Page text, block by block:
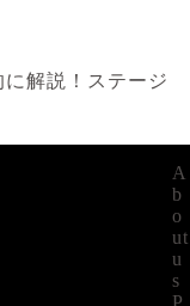
解説！ステージ
A
b
o
ut
u
s
P